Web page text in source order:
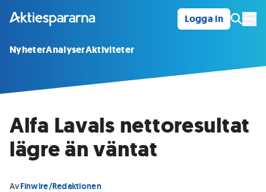
Logga in
NyheterAnalyserAktiviteter
Alfa Lavals nettoresultat
lägre än väntat
AvFinwire/Redaktionen